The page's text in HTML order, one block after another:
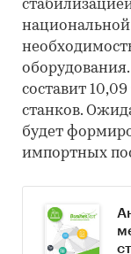
составит
станков.
будет
импортных